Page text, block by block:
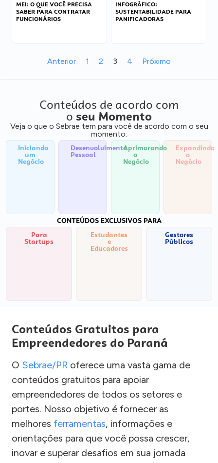
MEI: O QUE VOCÊ PRECISA
SABER PARA CONTRATAR
FUNCIONÁRIOS
INFOGRÁFICO:
SUSTENTABILIDADE PARA
PANIFICADORAS
Anterior 1 2 3 4 Próximo
Conteúdos de acordo com
o seu Momento
Veja o que o Sebrae tem para você de acordo com o seu
momento:
Iniciando
um
Negócio
Desenvolvimento
Pessoal
Aprimorando
o
Negócio
Expandindo
o
Negócio
CONTEÚDOS EXCLUSIVOS PARA
Para
Startups
Estudantes
e
Educadores
Gestores
Públicos
Conteúdos Gratuitos para
Empreendedores do Paraná
O Sebrae/PR oferece uma vasta gama de
conteúdos gratuitos para apoiar
empreendedores de todos os setores e
portes. Nosso objetivo é fornecer as
melhores ferramentas, informações e
orientações para que você possa crescer,
inovar e superar desafios em sua jornada